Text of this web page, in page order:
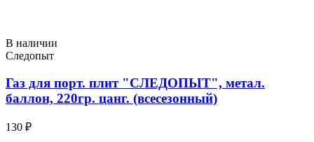
В наличии
Следопыт
Газ для порт. плит "СЛЕДОПЫТ", метал.
баллон, 220гр. цанг. (всесезонный)
130 ₽